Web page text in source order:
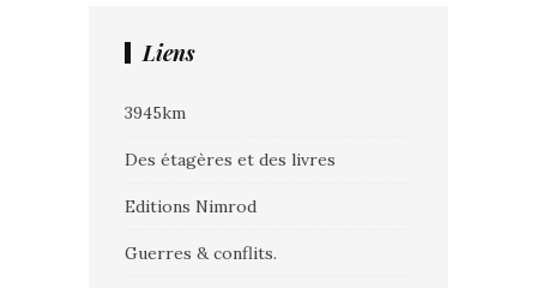
Liens
3945km
Des étagères et des livres
Editions Nimrod
Guerres & conflits.